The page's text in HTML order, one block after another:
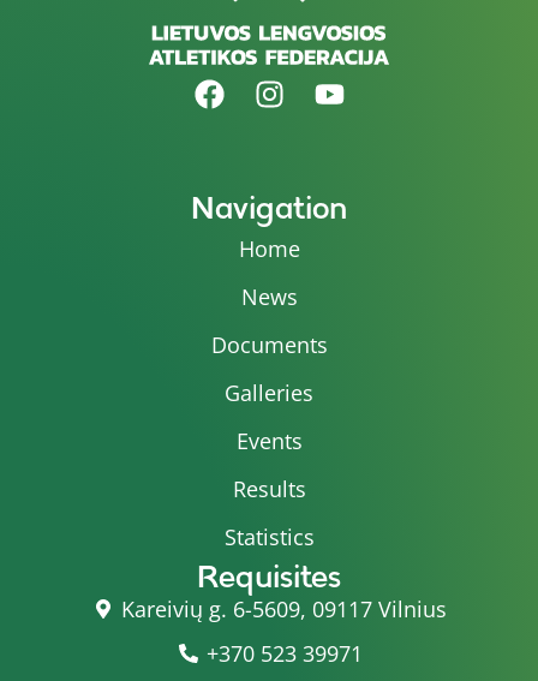
Navigation
Home
News
Documents
Galleries
Events
Results
Statistics
Requisites
Kareivių g. 6-5609, 09117 Vilnius
+370 523 39971